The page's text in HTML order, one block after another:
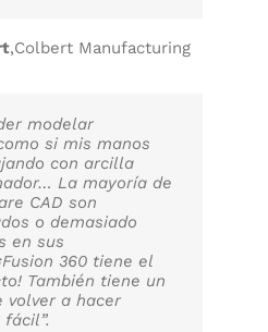
,Colbert Manufacturing
modelar
si mis manos
con arcilla
La mayoría de
CAD son
o demasiado
en sus
360 tiene el
También tiene un
volver a hacer